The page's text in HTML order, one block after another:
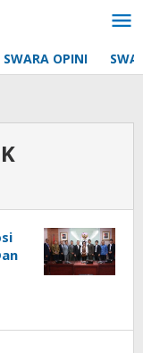
SWARA OPINI